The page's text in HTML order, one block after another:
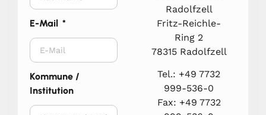
E-Mail
Kommune /
Institution
Radolfzell
Fritz-Reichle-
Ring 2
78315 Radolfzell
Tel.: +49 7732
999-536-0
Fax: +49 7732